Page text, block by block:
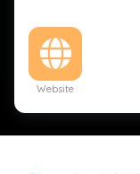
Website